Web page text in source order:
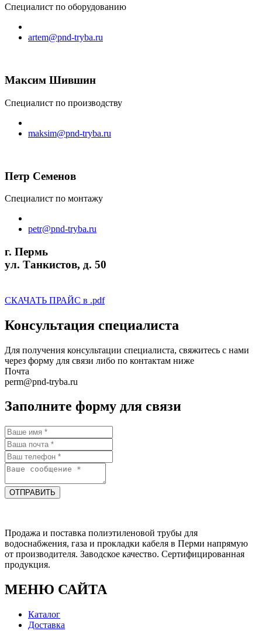
Специалист по оборудованию
artem@pnd-tryba.ru
Максим Шившин
Специалист по производству
maksim@pnd-tryba.ru
Петр Семенов
Специалист по монтажу
petr@pnd-tryba.ru
г. Пермь
ул. Танкистов, д. 50
СКАЧАТЬ ПРАЙС в .pdf
Консультация специалиста
Для получения консультации специалиста, свяжитесь с нами
через форму для связи либо по контактам ниже
Почта
perm@pnd-tryba.ru
Заполните форму для связи
ОТПРАВИТЬ
Продажа и поставка полиэтиленовой трубы для
водоснабжения, газа и прокладки кабеля в Перми напрямую
от производителя. Заводское качество. Сертифицированная
продукция.
МЕНЮ САЙТА
Каталог
Доставка